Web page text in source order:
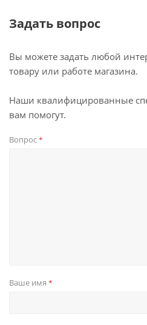
Задать вопрос
Вы можете задать любой
товару или работе магазина.
Наши квалифицированные
вам помогут.
Вопрос*
Ваше имя *